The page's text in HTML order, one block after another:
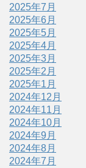
2025年7月
2025年6月
2025年5月
2025年4月
2025年3月
2025年2月
2025年1月
2024年12月
2024年11月
2024年10月
2024年9月
2024年8月
2024年7月